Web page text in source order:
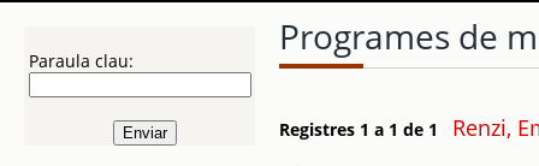
Paraula clau:
Programes de
Registres 1 a 1 de 1 Renzi,